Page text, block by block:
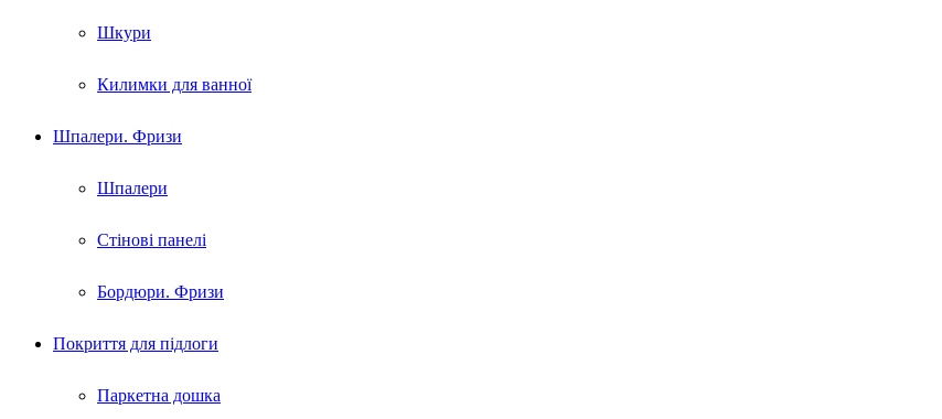
Шкури
Килимки для ванної
Шпалери. Фризи
Шпалери
Стінові панелі
Бордюри. Фризи
Покриття для пiдлоги
Паркетна дошка